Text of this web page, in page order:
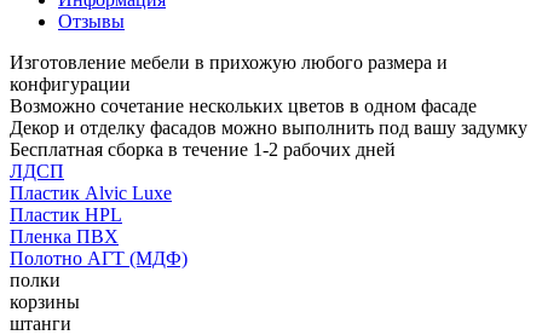
Отзывы
Изготовление мебели в прихожую любого размера и
конфигурации
Возможно сочетание нескольких цветов в одном фасаде
Декор и отделку фасадов можно выполнить под вашу задумку
Бесплатная сборка в течение 1-2 рабочих дней
ЛДСП
Пластик Alvic Luxe
Пластик HPL
Пленка ПВХ
Полотно АГТ (МДФ)
полки
корзины
штанги